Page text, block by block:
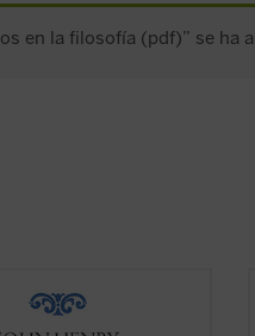
en la filosofía (pdf)” se ha
de esta sexta entrega de